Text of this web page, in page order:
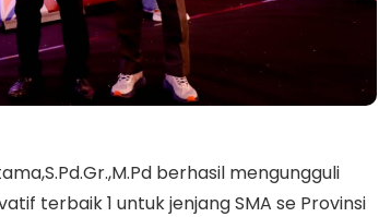
berhasil mengungguli
terbaik 1 untuk jenjang SMA se Provinsi